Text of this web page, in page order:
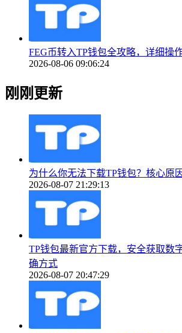
FEG币转入TP钱包全攻略，详细操
2026-08-06 09:06:24
刚刚更新
为什么你无法下载TP钱包？核心原
2026-08-07 21:29:13
TP钱包最新官方下载，安全获取数
确方式
2026-08-07 20:47:29